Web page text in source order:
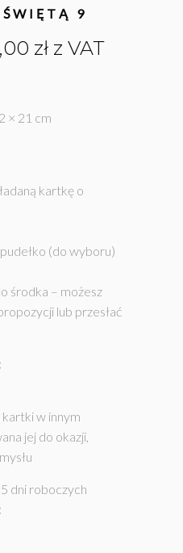
9
złZakres
do
z VAT
× 21 cm
kartkę o
(do wyboru)
środka – możesz
lub przesłać
w innym
jej do okazji,
dni roboczych